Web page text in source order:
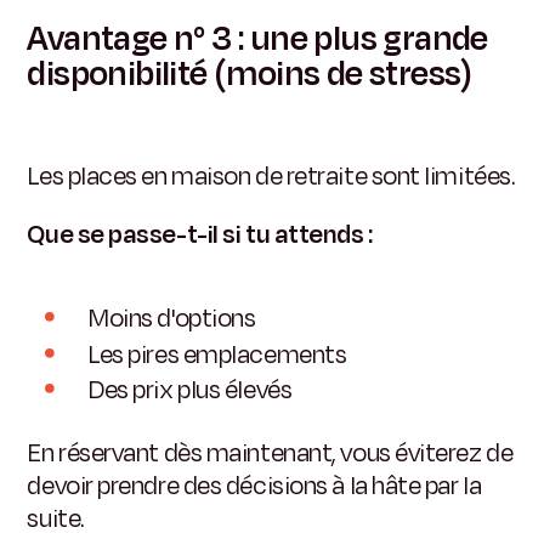
Avantage n° 3 : une plus grande
disponibilité (moins de stress)
Les places en maison de retraite sont limitées.
Que se passe-t-il si tu attends :
Moins d'options
Les pires emplacements
Des prix plus élevés
En réservant dès maintenant, vous éviterez de
devoir prendre des décisions à la hâte par la
suite.